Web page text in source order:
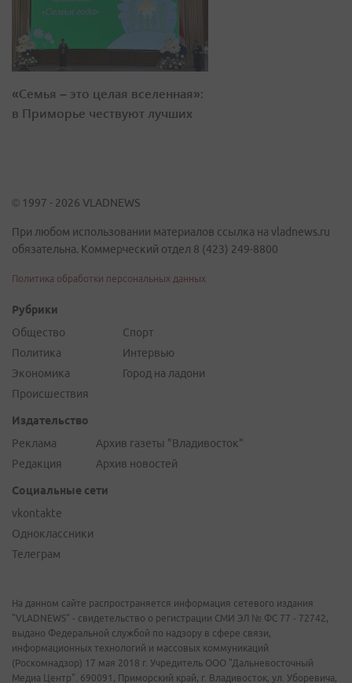
«Семья – это целая вселенная»:
в Приморье чествуют лучших
© 1997 - 2026 VLADNEWS
При любом использовании материалов ссылка на vladnews.ru
обязательна. Коммерческий отдел 8 (423) 249-8800
Политика обработки персональных данных
Рубрики
Общество
Политика
Экономика
Происшествия
Спорт
Интервью
Город на ладони
Издательство
Реклама
Редакция
Архив газеты "Владивосток"
Архив новостей
Социальные сети
vkontakte
Одноклассники
Телеграм
На данном сайте распространяется информация сетевого издания
"VLADNEWS" - свидетельство о регистрации СМИ ЭЛ № ФС 77 - 72742,
выдано Федеральной службой по надзору в сфере связи,
информационных технологий и массовых коммуникаций
(Роскомнадзор) 17 мая 2018 г. Учредитель ООО "Дальневосточный
Медиа Центр". 690091, Приморский край, г. Владивосток, ул. Уборевича,